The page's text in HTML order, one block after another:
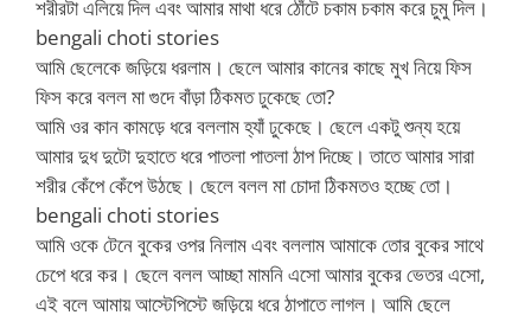
শরীরটা এলিয়ে দিল এবং আমার মাথা ধরে ঠোঁটে চকাম চকাম করে চুমু দিল।
bengali choti stories
আমি ছেলেকে জড়িয়ে ধরলাম। ছেলে আমার কানের কাছে মুখ নিয়ে ফিস
ফিস করে বলল মা গুদে বাঁড়া ঠিকমত ঢুকেছে তো?
আমি ওর কান কামড়ে ধরে বললাম হ্যাঁ ঢুকেছে। ছেলে একটু শুন্য হয়ে
আমার দুধ দুটো দুহাতে ধরে পাতলা পাতলা ঠাপ দিচ্ছে। তাতে আমার সারা
শরীর কেঁপে কেঁপে উঠছে। ছেলে বলল মা চোদা ঠিকমতও হচ্ছে তো।
bengali choti stories
আমি ওকে টেনে বুকের ওপর নিলাম এবং বললাম আমাকে তোর বুকের সাথে
চেপে ধরে কর। ছেলে বলল আচ্ছা মামনি এসো আমার বুকের ভেতর এসো,
এই বলে আমায় আস্টেপিস্টে জড়িয়ে ধরে ঠাপাতে লাগল। আমি ছেলে